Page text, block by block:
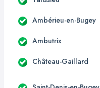
Ambérieu-en-Bugey
Ambutrix
Château-Gaillard